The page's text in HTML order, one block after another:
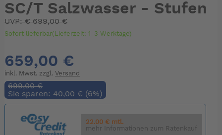
SC/T Salzwasser - Stufen
UVP:€699,00 €
Sofort lieferbar(Lieferzeit: 1-3 Werktage)
659,00 €
inkl. Mwst. zzgl. Versand
699,00 €
Sie sparen: 40,00 € (6%)
22.00 € mtl.
mehr Informationen zum Ratenkauf